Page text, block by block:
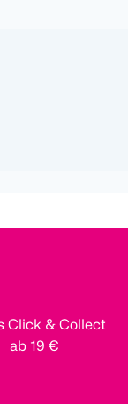
Click & Collect
ab 19 €